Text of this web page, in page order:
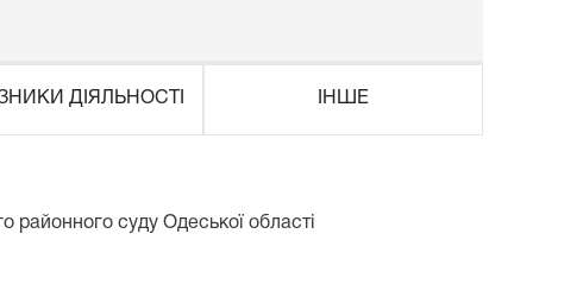
ДІЯЛЬНОСТІ ІНШЕ
районного суду Одеської області